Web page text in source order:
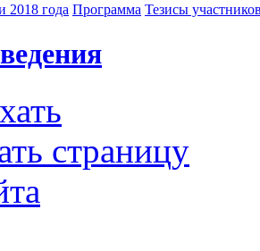
2018 года Программа Тезисы
страницу